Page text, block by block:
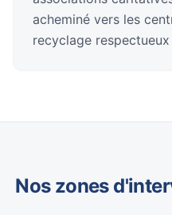
acheminé vers les
recyclage
Nos zones